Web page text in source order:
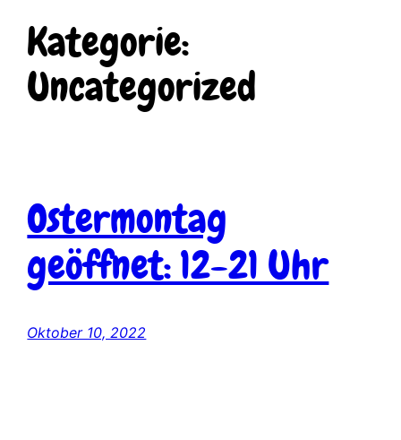
Kategorie:
Uncategorized
Ostermontag
geöffnet: 12-21 Uhr
Oktober 10, 2022